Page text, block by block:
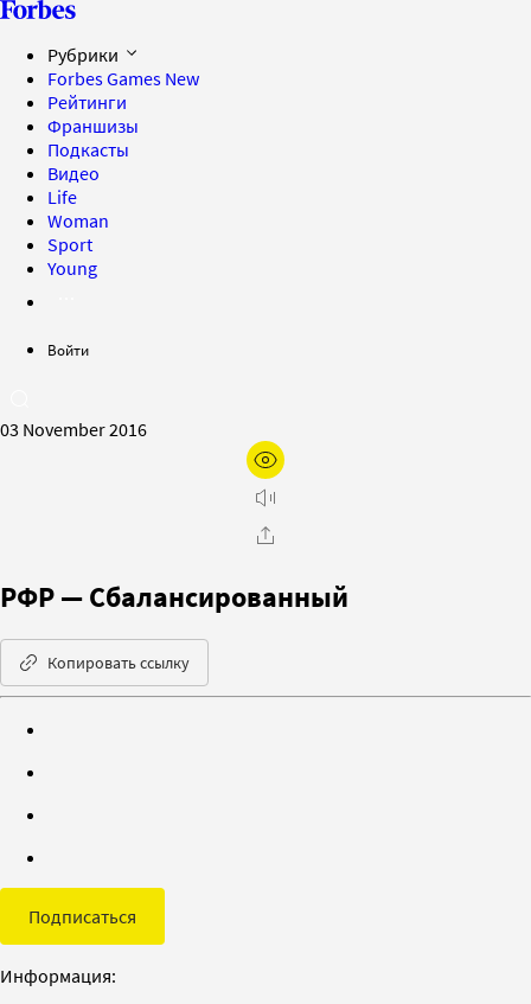
Рубрики
Forbes Games New
Рейтинги
Франшизы
Подкасты
Видео
Life
Woman
Sport
Young
Войти
03 November 2016
РФР — Сбалансированный
Копировать ссылку
Подписаться
Информация: